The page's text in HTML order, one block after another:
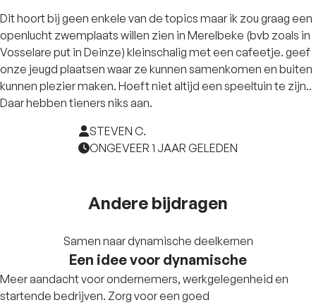
Dit hoort bij geen enkele van de topics maar ik zou graag een
openlucht zwemplaats willen zien in Merelbeke (bvb zoals in
Vosselare put in Deinze) kleinschalig met een cafeetje. geef
onze jeugd plaatsen waar ze kunnen samenkomen en buiten
kunnen plezier maken. Hoeft niet altijd een speeltuin te zijn..
Daar hebben tieners niks aan.
STEVEN C.
ONGEVEER 1 JAAR GELEDEN
Andere bijdragen
Samen naar dynamische deelkernen
Een idee voor dynamische
Meer aandacht voor ondernemers, werkgelegenheid en
startende bedrijven. Zorg voor een goed